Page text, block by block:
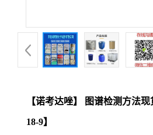
【诺考达唑】 图谱检测方法
18-9】